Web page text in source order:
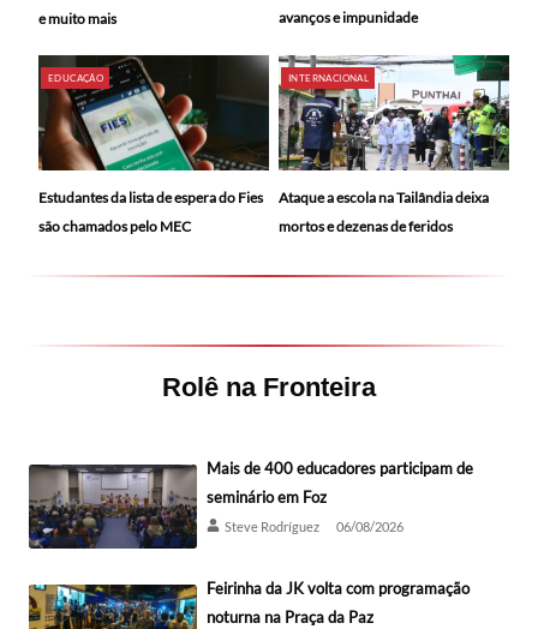
e muito mais
avanços e impunidade
EDUCAÇÃO
Estudantes da lista de espera do Fies
são chamados pelo MEC
INTERNACIONAL
Ataque a escola na Tailândia deixa
mortos e dezenas de feridos
Rolê na Fronteira
Mais de 400 educadores participam de
seminário em Foz
Steve Rodríguez 06/08/2026
Feirinha da JK volta com programação
noturna na Praça da Paz